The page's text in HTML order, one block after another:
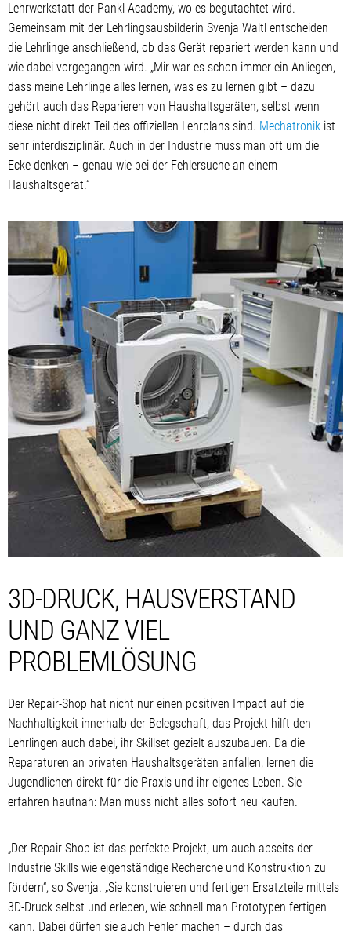
Lehrwerkstatt der Pankl Academy, wo es begutachtet wird.
Gemeinsam mit der Lehrlingsausbilderin Svenja Waltl entscheiden
die Lehrlinge anschließend, ob das Gerät repariert werden kann und
wie dabei vorgegangen wird. „Mir war es schon immer ein Anliegen,
dass meine Lehrlinge alles lernen, was es zu lernen gibt – dazu
gehört auch das Reparieren von Haushaltsgeräten, selbst wenn
diese nicht direkt Teil des offiziellen Lehrplans sind. Mechatronik ist
sehr interdisziplinär. Auch in der Industrie muss man oft um die
Ecke denken – genau wie bei der Fehlersuche an einem
Haushaltsgerät.“
3D-DRUCK, HAUSVERSTAND
UND GANZ VIEL
PROBLEMLÖSUNG
Der Repair-Shop hat nicht nur einen positiven Impact auf die
Nachhaltigkeit innerhalb der Belegschaft, das Projekt hilft den
Lehrlingen auch dabei, ihr Skillset gezielt auszubauen. Da die
Reparaturen an privaten Haushaltsgeräten anfallen, lernen die
Jugendlichen direkt für die Praxis und ihr eigenes Leben. Sie
erfahren hautnah: Man muss nicht alles sofort neu kaufen.
„Der Repair-Shop ist das perfekte Projekt, um auch abseits der
Industrie Skills wie eigenständige Recherche und Konstruktion zu
fördern“, so Svenja. „Sie konstruieren und fertigen Ersatzteile mittels
3D-Druck selbst und erleben, wie schnell man Prototypen fertigen
kann. Dabei dürfen sie auch Fehler machen – durch das